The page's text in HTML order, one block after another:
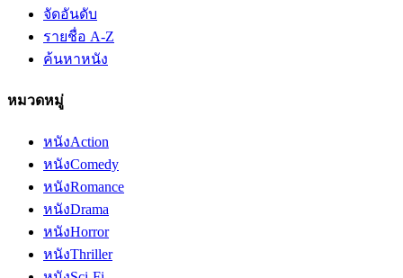
จัดอันดับ
รายชื่อ A-Z
ค้นหาหนัง
หมวดหมู่
หนังAction
หนังComedy
หนังRomance
หนังDrama
หนังHorror
หนังThriller